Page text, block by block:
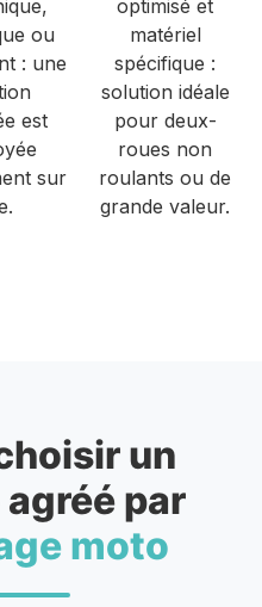
ou
: une
est
sur
optimisé et
matériel
spécifique :
solution idéale
pour deux-
roues non
roulants ou de
grande valeur.
un
par
moto